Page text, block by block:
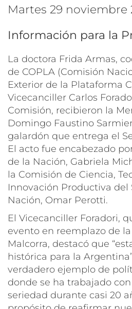
martes 29 noviembre
Información para la
La doctora Frida Armas,
de COPLA (Comisión
Exterior de la Plataforma
Vicecanciller Carlos
Comisión, recibieron la
Domingo Faustino
galardón que entrega el
El acto fue encabezado
de la Nación, Gabriela
la Comisión de Ciencia,
Innovación Productiva del
Nación, Omar Perotti.
El Vicecanciller Foradori,
evento en reemplazo de
Malcorra, destacó que
histórica para la
verdadero ejemplo de
donde se ha trabajado
seriedad durante casi 20